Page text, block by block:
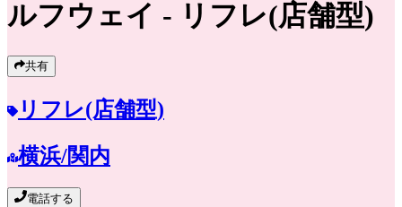
ルフウェイ - リフレ(店舗型)
共有
リフレ(店舗型)
横浜/関内
電話する